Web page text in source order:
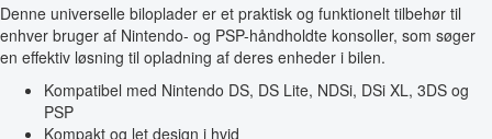
Denne universelle biloplader er et praktisk og funktionelt tilbehør til
enhver bruger af Nintendo- og PSP-håndholdte konsoller, som søger
en effektiv løsning til opladning af deres enheder i bilen.
Kompatibel med Nintendo DS, DS Lite, NDSi, DSi XL, 3DS og
PSP
Kompakt og let design i hvid